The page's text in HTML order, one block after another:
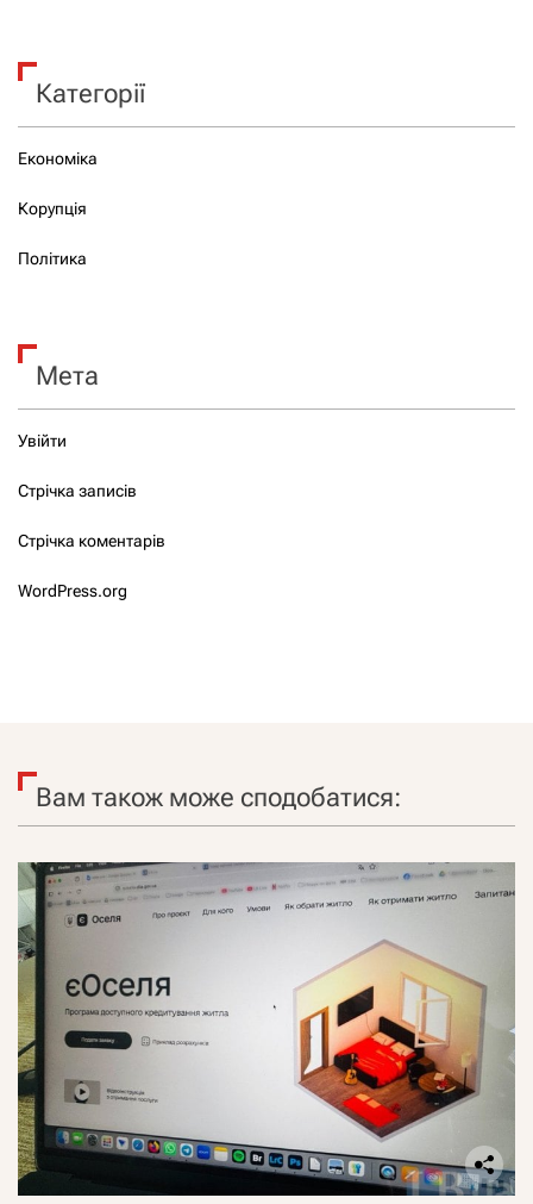
Категорії
Економіка
Корупція
Політика
Мета
Увійти
Стрічка записів
Стрічка коментарів
WordPress.org
Вам також може сподобатися: